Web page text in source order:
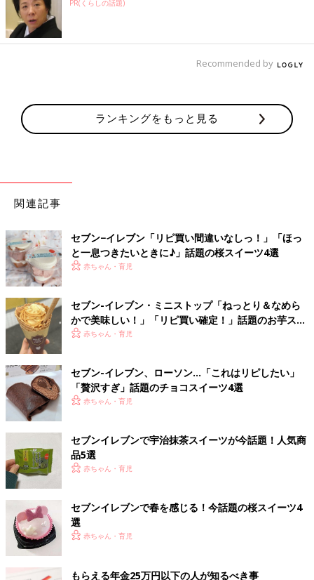
PR(くらしの話題)
Recommended by
ランキングをもっと見る
関連記事
セブン−イレブン「リピ買い間違いなしっ！」「ほっ
と一息つきたいときに♪」話題の桜スイーツ4選
赤ちゃん・育児
セブン-イレブン・ミニストップ「ねっとり＆なめら
かで美味しい！」「リピ買い確定！」話題のお芋スイ
ーツ4選
赤ちゃん・育児
セブン-イレブン、ローソン…「これはリピしたい」
「贅沢すぎ」話題のチョコスイーツ4選
赤ちゃん・育児
セブンイレブンで宇治抹茶スイーツが今話題！人気商
品5選
赤ちゃん・育児
セブンイレブンで春を感じる！今話題の桜スイーツ4
選
赤ちゃん・育児
もらえる年金25万円以下の人が知るべき事